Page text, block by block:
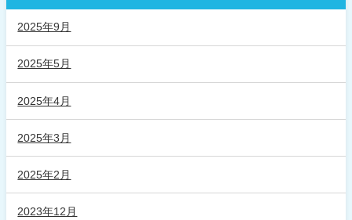
2025年9月
2025年5月
2025年4月
2025年3月
2025年2月
2023年12月